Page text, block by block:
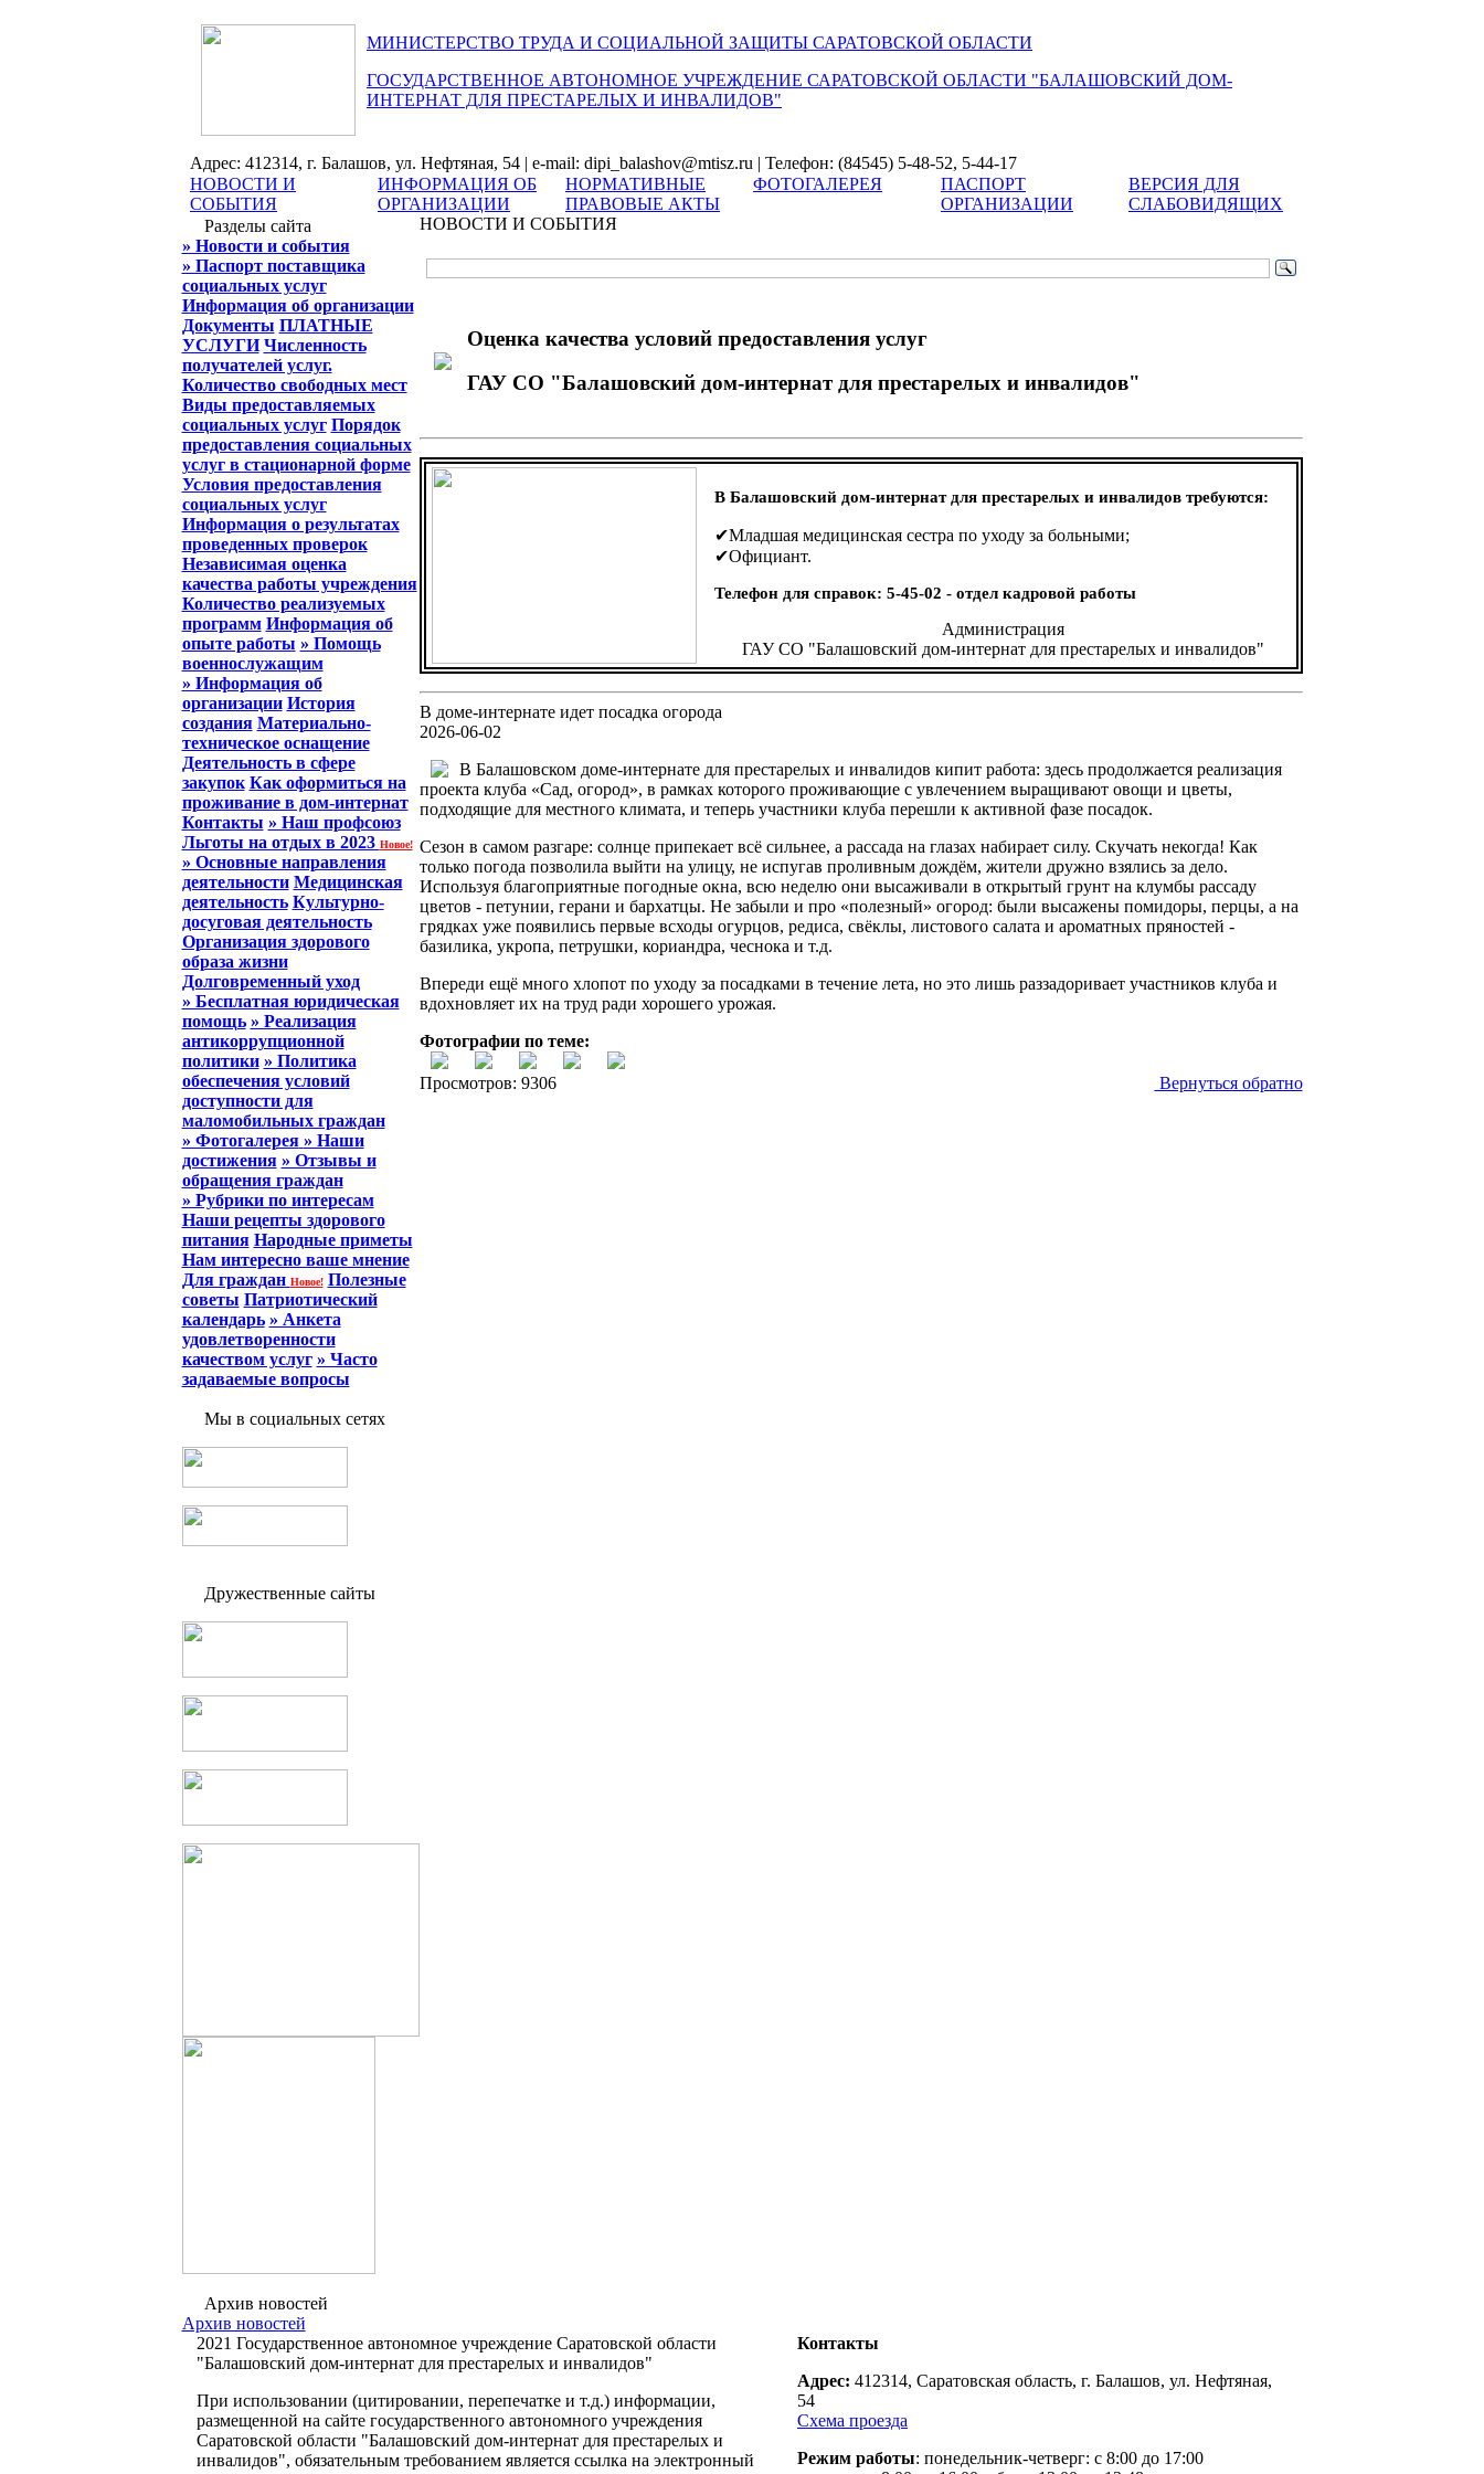
МИНИСТЕРСТВО ТРУДА И СОЦИАЛЬНОЙ ЗАЩИТЫ САРАТОВСКОЙ ОБЛАСТИ
ГОСУДАРСТВЕННОЕ АВТОНОМНОЕ УЧРЕЖДЕНИЕ САРАТОВСКОЙ ОБЛАСТИ "БАЛАШОВСКИЙ ДОМ-
ИНТЕРНАТ ДЛЯ ПРЕСТАРЕЛЫХ И ИНВАЛИДОВ"
Адрес: 412314, г. Балашов, ул. Нефтяная, 54 | e-mail: dipi_balashov@mtisz.ru | Телефон: (84545) 5-48-52, 5-44-17
НОВОСТИ И
СОБЫТИЯ
ИНФОРМАЦИЯ ОБ
ОРГАНИЗАЦИИ
НОРМАТИВНЫЕ
ПРАВОВЫЕ АКТЫ
ФОТОГАЛЕРЕЯ
ПАСПОРТ
ОРГАНИЗАЦИИ
ВЕРСИЯ ДЛЯ
СЛАБОВИДЯЩИХ
Разделы сайта
» Новости и события
» Паспорт поставщика
социальных услуг
Информация об организации
Документы ПЛАТНЫЕ
УСЛУГИ Численность
получателей услуг.
Количество свободных мест
Виды предоставляемых
социальных услуг Порядок
предоставления социальных
услуг в стационарной форме
Условия предоставления
социальных услуг
Информация о результатах
проведенных проверок
Независимая оценка
качества работы учреждения
Количество реализуемых
программ Информация об
опыте работы » Помощь
военнослужащим
» Информация об
организации История
создания Материально-
техническое оснащение
Деятельность в сфере
закупок Как оформиться на
проживание в дом-интернат
Контакты » Наш профсоюз
Льготы на отдых в 2023 Новое!
» Основные направления
деятельности Медицинская
деятельность Культурно-
досуговая деятельность
Организация здорового
образа жизни
Долговременный уход
» Бесплатная юридическая
помощь » Реализация
антикоррупционной
политики » Политика
обеспечения условий
доступности для
маломобильных граждан
» Фотогалерея » Наши
достижения » Отзывы и
обращения граждан
» Рубрики по интересам
Наши рецепты здорового
питания Народные приметы
Нам интересно ваше мнение
Для граждан Новое! Полезные
советы Патриотический
календарь » Анкета
удовлетворенности
качеством услуг » Часто
задаваемые вопросы
Мы в социальных сетях
Дружественные сайты
Архив новостей
Архив новостей
НОВОСТИ И СОБЫТИЯ
Оценка качества условий предоставления услуг
ГАУ СО "Балашовский дом-интернат для престарелых и инвалидов"
В Балашовский дом-интернат для престарелых и инвалидов требуются:
✔Младшая медицинская сестра по уходу за больными;
✔Официант.
Телефон для справок: 5-45-02 - отдел кадровой работы
Администрация
ГАУ СО "Балашовский дом-интернат для престарелых и инвалидов"
В доме-интернате идет посадка огорода
2026-06-02
В Балашовском доме-интернате для престарелых и инвалидов кипит работа: здесь продолжается реализация
проекта клуба «Сад, огород», в рамках которого проживающие с увлечением выращивают овощи и цветы,
подходящие для местного климата, и теперь участники клуба перешли к активной фазе посадок.
Сезон в самом разгаре: солнце припекает всё сильнее, а рассада на глазах набирает силу. Скучать некогда! Как
только погода позволила выйти на улицу, не испугав проливным дождём, жители дружно взялись за дело.
Используя благоприятные погодные окна, всю неделю они высаживали в открытый грунт на клумбы рассаду
цветов - петунии, герани и бархатцы. Не забыли и про «полезный» огород: были высажены помидоры, перцы, а на
грядках уже появились первые всходы огурцов, редиса, свёклы, листового салата и ароматных пряностей -
базилика, укропа, петрушки, кориандра, чеснока и т.д.
Впереди ещё много хлопот по уходу за посадками в течение лета, но это лишь раззадоривает участников клуба и
вдохновляет их на труд ради хорошего урожая.
Фотографии по теме:
Просмотров: 9306 Вернуться обратно
2021 Государственное автономное учреждение Саратовской области
"Балашовский дом-интернат для престарелых и инвалидов"
При использовании (цитировании, перепечатке и т.д.) информации,
размещенной на сайте государственного автономного учреждения
Саратовской области "Балашовский дом-интернат для престарелых и
инвалидов", обязательным требованием является ссылка на электронный
Контакты
Адрес: 412314, Саратовская область, г. Балашов, ул. Нефтяная,
54
Схема проезда
Режим работы: понедельник-четверг: с 8:00 до 17:00